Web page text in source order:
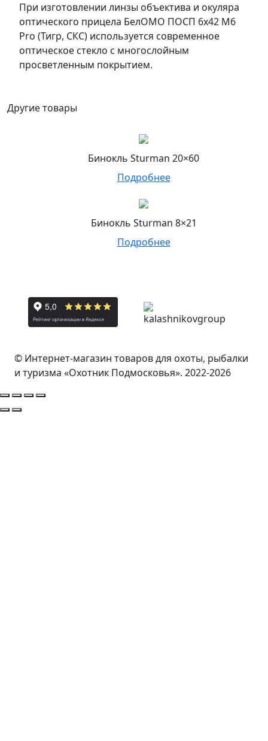
При изготовлении линзы объектива и окуляра
оптического прицела БелОМО ПОСП 6х42 М6
Pro (Тигр, СКС) используется современное
оптическое стекло с многослойным
просветленным покрытием.
Другие товары
Бинокль Sturman 20×60
Подробнее
Бинокль Sturman 8×21
Подробнее
© Интернет-магазин товаров для охоты, рыбалки
и туризма «Охотник Подмосковья». 2022-2026